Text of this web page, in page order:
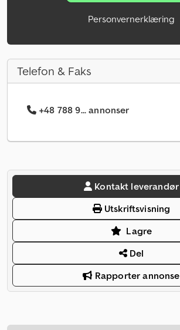
Personvernerklæring
Telefon & Faks
+48 788 9... annonser
Kontakt leverandør
Utskriftsvisning
Lagre
Del
Rapporter annonse